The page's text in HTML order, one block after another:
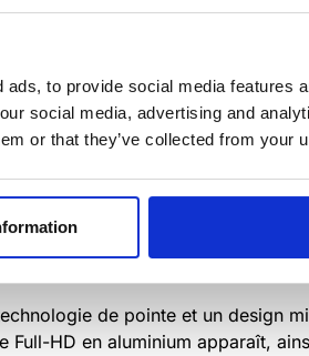
to provide social media features
social media, advertising and
or that they’ve collected from your
de pointe et un design
Full-HD en aluminium apparaît,